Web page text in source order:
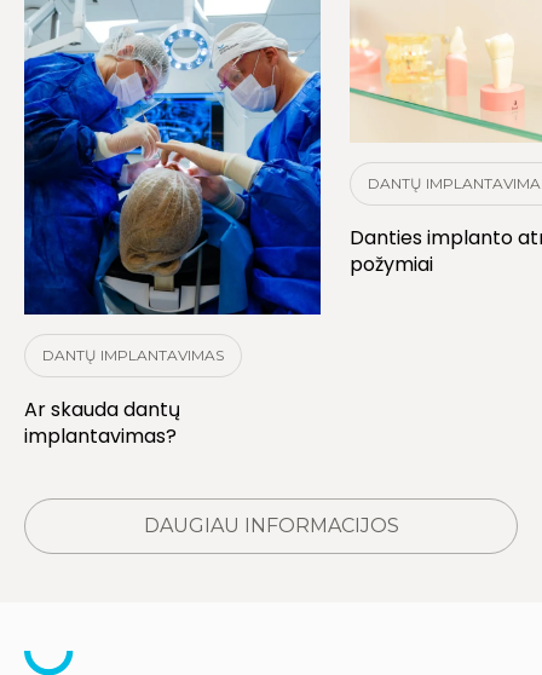
DANTŲ IMPLANTAVIMAS
Ar skauda dantų
implantavimas?
DANTŲ
Danties implanto
požymiai
DAUGIAU INFORMACIJOS